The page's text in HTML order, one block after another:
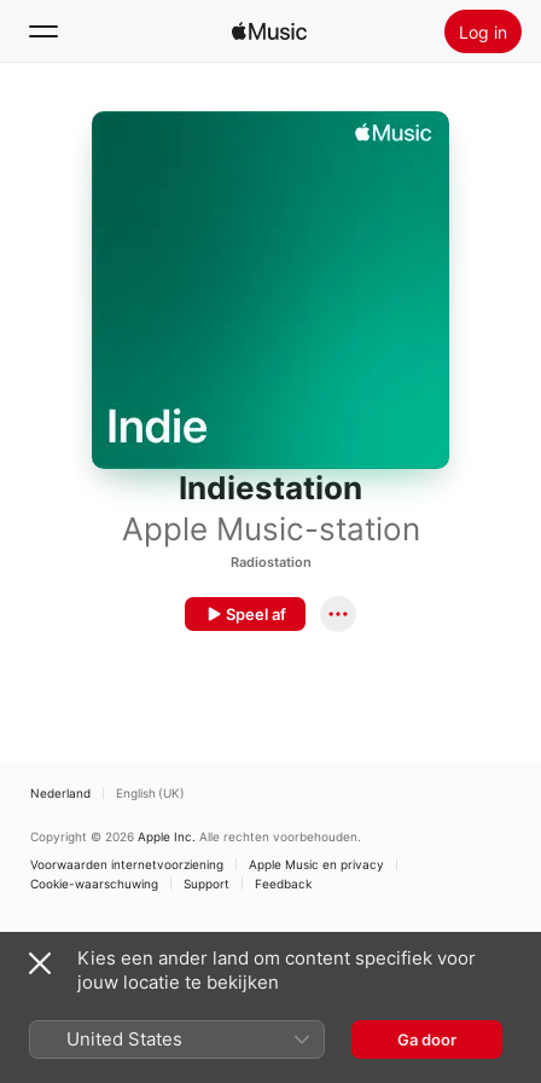
Log in
Zoek
Indiestation
Apple Music-station
Radiostation
Speel af
Nederland English (UK)
Copyright © 2026 Apple Inc. Alle rechten voorbehouden.
Voorwaarden internetvoorziening
Apple Music en privacy
Cookie-waarschuwing
Support Feedback
Kies een ander land om content specifiek voor
jouw locatie te bekijken
United States Ga door